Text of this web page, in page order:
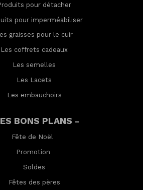
pour détacher
pour imperméabiliser
graisses pour le cuir
Les coffrets cadeaux
Les semelles
Les Lacets
Les embauchoirs
BONS PLANS -
Fête de Noël
Promotion
Soldes
Fêtes des pères